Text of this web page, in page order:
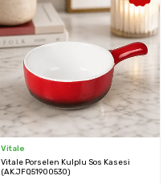
Vitale
Vitale Porselen Kulplu Sos Kasesi
(AK.JFQ51900530)